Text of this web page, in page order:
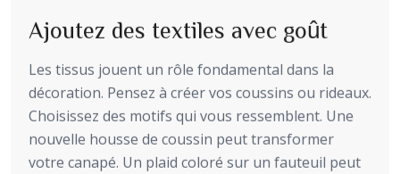
Ajoutez des textiles avec goût
Les tissus jouent un rôle fondamental dans la
décoration. Pensez à créer vos coussins ou rideaux.
Choisissez des motifs qui vous ressemblent. Une
nouvelle housse de coussin peut transformer
votre canapé. Un plaid coloré sur un fauteuil peut